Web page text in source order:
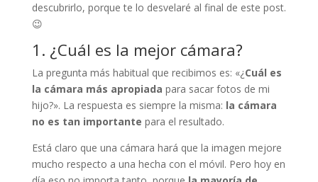
descubrirlo, porque te lo desvelaré al final de este post.
😉
1. ¿Cuál es la mejor cámara?
La pregunta más habitual que recibimos es: «¿Cuál es
la cámara más apropiada para sacar fotos de mi
hijo?». La respuesta es siempre la misma: la cámara
no es tan importante para el resultado.
Está claro que una cámara hará que la imagen mejore
mucho respecto a una hecha con el móvil. Pero hoy en